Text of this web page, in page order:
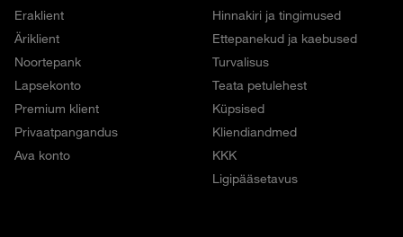
Eraklient
Äriklient
Noortepank
Lapsekonto
Premium klient
Privaatpangandus
Ava konto
Hinnakiri ja tingimused
Ettepanekud ja kaebused
Turvalisus
Teata petulehest
Küpsised
Kliendiandmed
KKK
Ligipääsetavus